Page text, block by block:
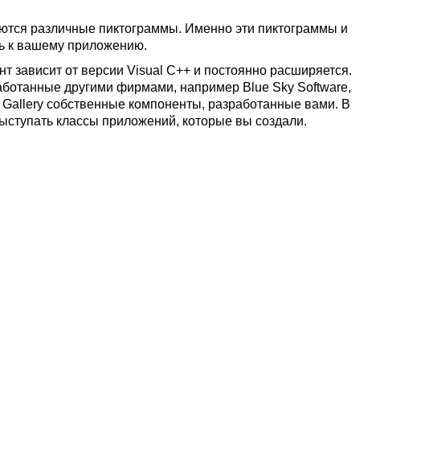
различные пиктограммы. Именно эти пиктограммы и
к вашему приложению.
зависит от версии Visual C++ и постоянно расширяется.
другими фирмами, например Blue Sky Software,
собственные компоненты, разработанные вами. В
классы приложений, которые вы создали.